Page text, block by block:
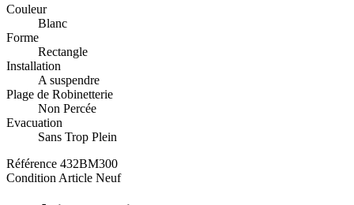
Couleur
Blanc
Forme
Rectangle
Installation
A suspendre
Plage de Robinetterie
Non Percée
Evacuation
Sans Trop Plein
Référence 432BM300
Condition Article Neuf